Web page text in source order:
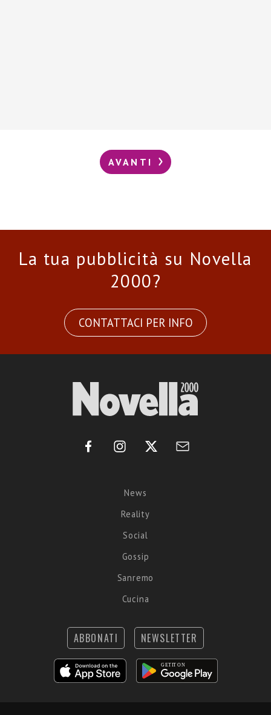
AVANTI
La tua pubblicità su Novella
2000?
CONTATTACI PER INFO
News
Reality
Social
Gossip
Sanremo
Cucina
ABBONATI NEWSLETTER